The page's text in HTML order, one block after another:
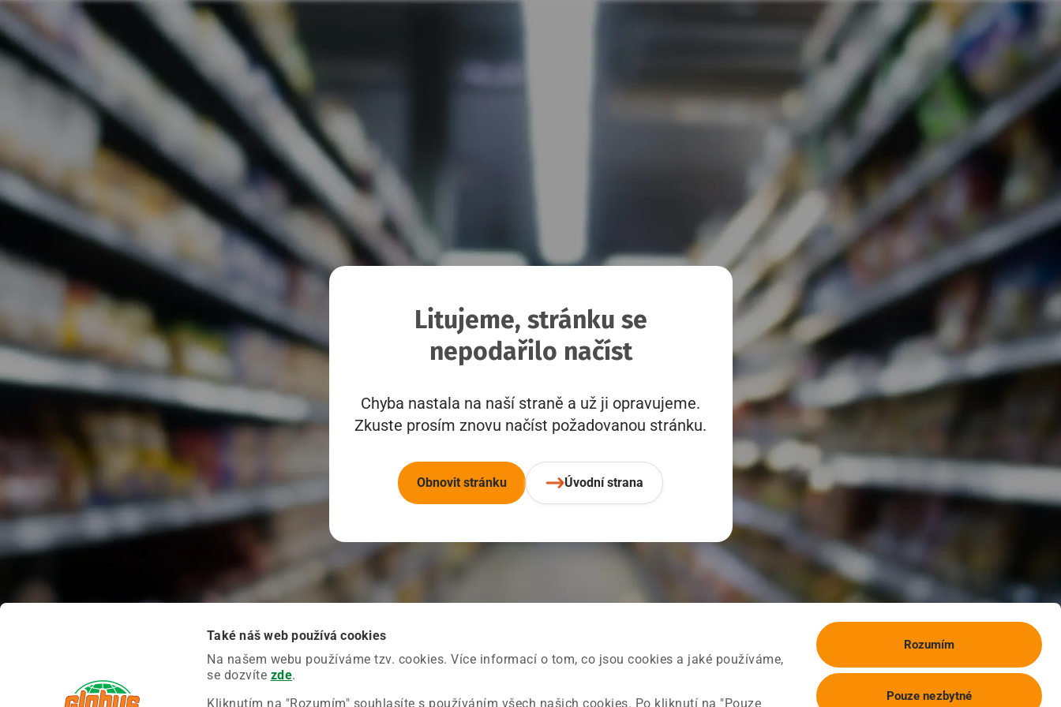
Také náš web používá cookies
Na našem webu používáme tzv. cookies. Více informací o tom, co jsou cookies a jaké používáme,
se dozvíte zde.
Kliknutím na "Rozumím" souhlasíte s používáním všech našich cookies. Po kliknutí na "Pouze
Rozumím
Pouze nezbytné
Litujeme, stránku se
nepodařilo načíst
Chyba nastala na naší straně a už ji opravujeme.
Zkuste prosím znovu načíst požadovanou stránku.
Obnovit stránku Úvodní strana